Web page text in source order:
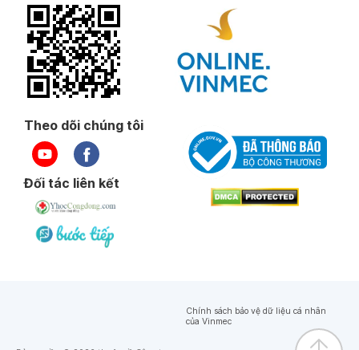
Theo dõi chúng tôi
Đối tác liên kết
Chính sách bảo vệ dữ liệu cá nhân
của Vinmec